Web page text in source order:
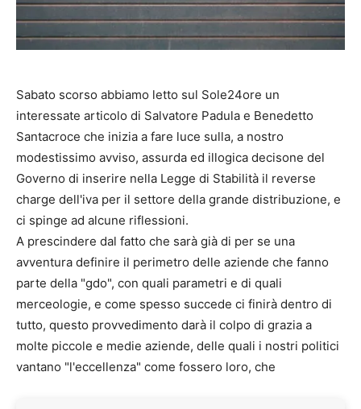
Sabato scorso abbiamo letto sul Sole24ore un
interessate articolo di Salvatore Padula e Benedetto
Santacroce che inizia a fare luce sulla, a nostro
modestissimo avviso, assurda ed illogica decisone del
Governo di inserire nella Legge di Stabilità il reverse
charge dell'iva per il settore della grande distribuzione, e
ci spinge ad alcune riflessioni.
A prescindere dal fatto che sarà già di per se una
avventura definire il perimetro delle aziende che fanno
parte della "gdo", con quali parametri e di quali
merceologie, e come spesso succede ci finirà dentro di
tutto, questo provvedimento darà il colpo di grazia a
molte piccole e medie aziende, delle quali i nostri politici
vantano "l'eccellenza" come fossero loro, che